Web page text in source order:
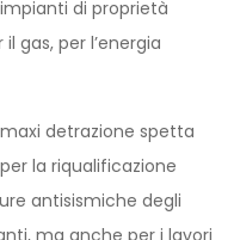
di proprietà
gas, per l’energia
detrazione spetta
la riqualificazione
antisismiche degli
ma anche per i lavori